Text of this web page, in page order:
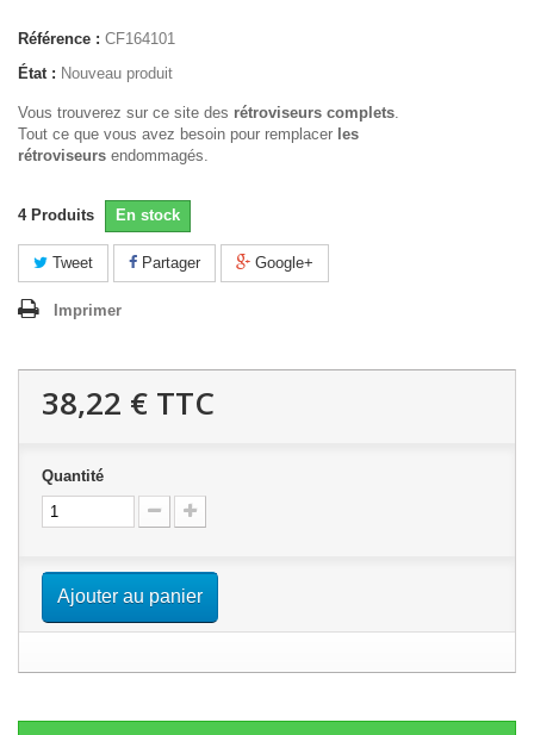
Référence : CF164101
État : Nouveau produit
Vous trouverez sur ce site des rétroviseurs complets.
Tout ce que vous avez besoin pour remplacer les
rétroviseurs endommagés.
4 Produits En stock
Tweet Partager Google+
Imprimer
38,22 € TTC
Quantité
Ajouter au panier